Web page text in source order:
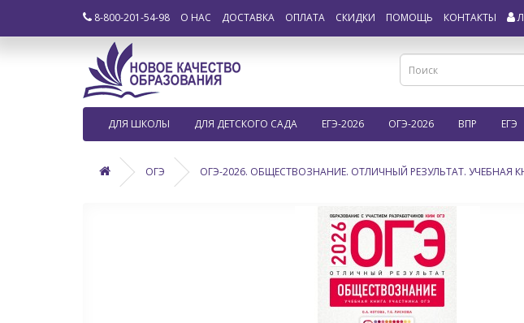
8-800-201-54-98 О НАС ДОСТАВКА ОПЛАТА СКИДКИ ПОМОЩЬ КОНТАКТЫ
ДЛЯ ШКОЛЫ ДЛЯ ДЕТСКОГО САДА ЕГЭ-2026 ОГЭ-2026 ВПР ЕГЭ
ОГЭ ОГЭ-2026. ОБЩЕСТВОЗНАНИЕ. ОТЛИЧНЫЙ РЕЗУЛЬТАТ. УЧЕБНАЯ